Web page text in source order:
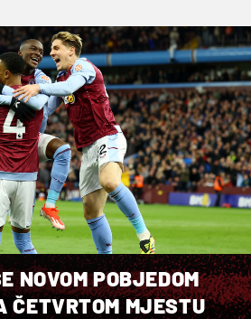
NOVOM POBJEDOM
ČETVRTOM MJESTU